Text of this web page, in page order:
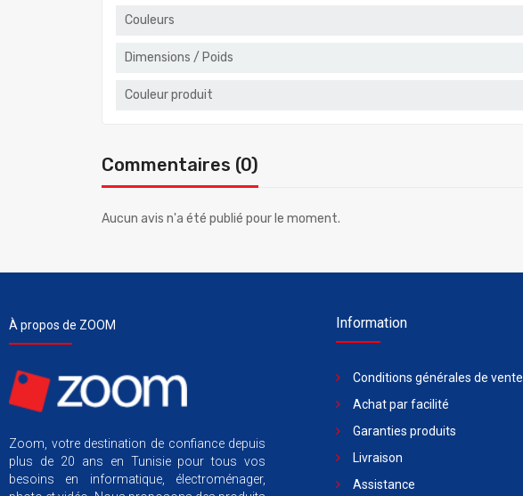
Couleurs
Dimensions / Poids
Couleur produit
Commentaires (0)
Aucun avis n'a été publié pour le moment.
À propos de ZOOM
Zoom, votre destination de confiance depuis
plus de 20 ans en Tunisie pour tous vos
besoins en informatique, électroménager,
Information
Conditions générales de vente
Achat par facilité
Garanties produits
Livraison
Assistance